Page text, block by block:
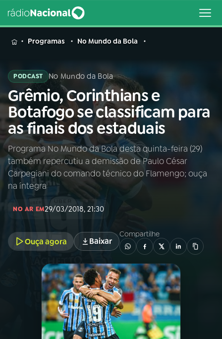
MENU
Buscar
na
Rádio
Nacional
Buscar
AO VIVO
01 INÍCIO
02A RÁDIO
03PROGRAMAÇÃO
PROGRAMAS
PODCASTS
Programas No Mundo da Bola
PODCAST No Mundo da Bola
Grêmio, Corinthians e
Botafogo se classificam para
as finais dos estaduais
Programa No Mundo da Bola desta quinta-feira (29)
também repercutiu a demissão de Paulo César
Carpegiani do comando técnico do Flamengo; ouça
na íntegra
NO AR EM29/03/2018, 21:30
Ouça agora Baixar
Compartilhe